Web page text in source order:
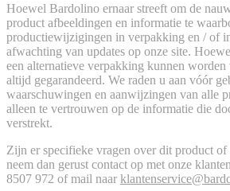
Hoewel Bardolino ernaar streeft om de
product afbeeldingen en informatie te
productiewijzigingen in verpakking en / of
afwachting van updates op onze site.
een alternatieve verpakking kunnen worden
altijd gegarandeerd. We raden u aan vóór
waarschuwingen en aanwijzingen van alle
alleen te vertrouwen op de informatie die
verstrekt.
Zijn er specifieke vragen over dit product
neem dan gerust contact op met onze
8507 972 of mail naar